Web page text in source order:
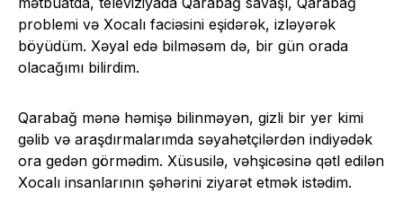
problemi və Xocalı faciəsini eşidərək, izləyərək
böyüdüm. Xəyal edə bilməsəm də, bir gün orada
olacağımı bilirdim.
Qarabağ mənə həmişə bilinməyən, gizli bir yer kimi
gəlib və araşdırmalarımda səyahətçilərdən indiyədək
ora gedən görmədim. Xüsusilə, vəhşicəsinə qətl edilən
Xocalı insanlarının şəhərini ziyarət etmək istədim.